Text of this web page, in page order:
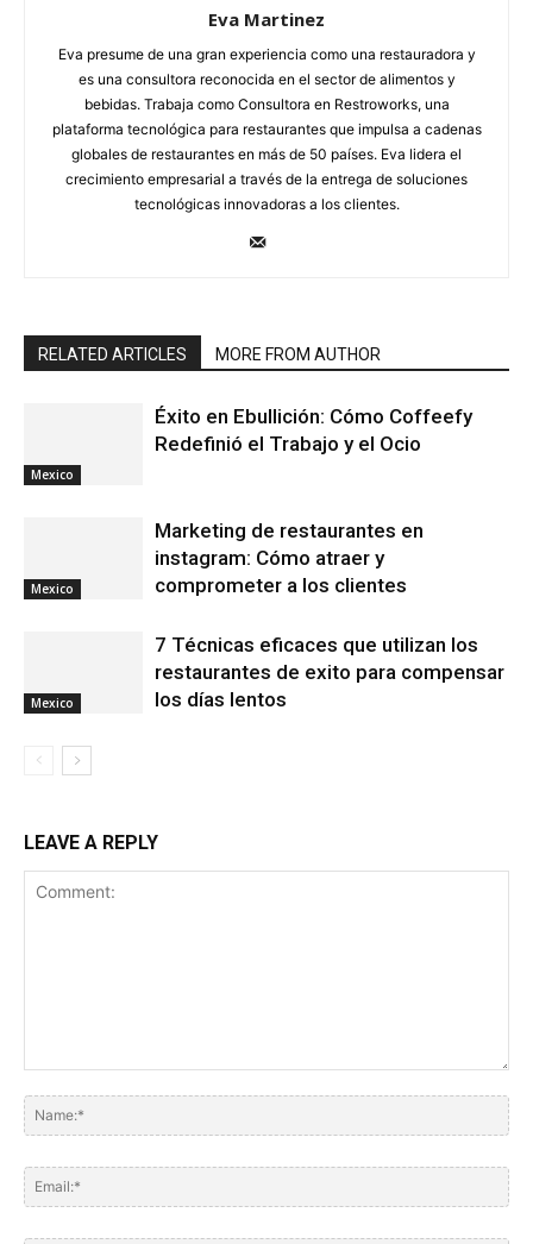
Eva Martinez
Eva presume de una gran experiencia como una restauradora y
es una consultora reconocida en el sector de alimentos y
bebidas. Trabaja como Consultora en Restroworks, una
plataforma tecnológica para restaurantes que impulsa a cadenas
globales de restaurantes en más de 50 países. Eva lidera el
crecimiento empresarial a través de la entrega de soluciones
tecnológicas innovadoras a los clientes.
RELATED ARTICLES MORE FROM AUTHOR
Mexico
Éxito en Ebullición: Cómo Coffeefy
Redefinió el Trabajo y el Ocio
Mexico
Marketing de restaurantes en
instagram: Cómo atraer y
comprometer a los clientes
Mexico
7 Técnicas eficaces que utilizan los
restaurantes de exito para compensar
los días lentos
LEAVE A REPLY